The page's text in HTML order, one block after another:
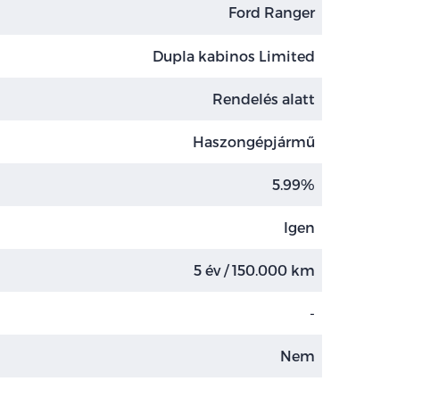
Ford Ranger
Dupla kabinos Limited
Rendelés alatt
Haszongépjármű
5.99%
Igen
5 év / 150.000 km
-
Nem